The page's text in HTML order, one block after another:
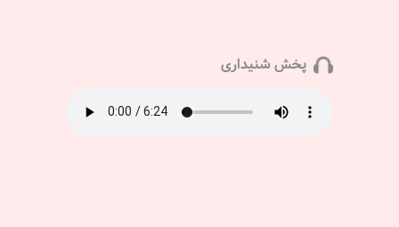
پخش شنیداری